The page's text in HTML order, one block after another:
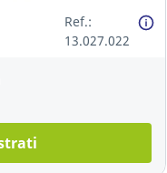
DR2400
Ref.:
13.027.022